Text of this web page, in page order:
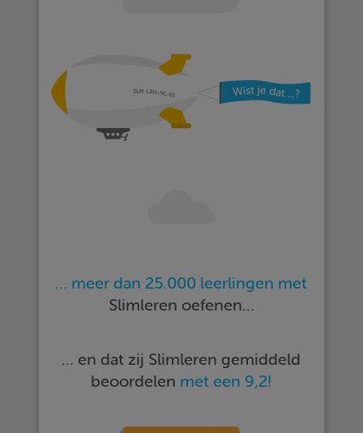
… meer dan 25.000 leerlingen met
Slimleren oefenen…
… en dat zij Slimleren gemiddeld
beoordelen met een 9,2!